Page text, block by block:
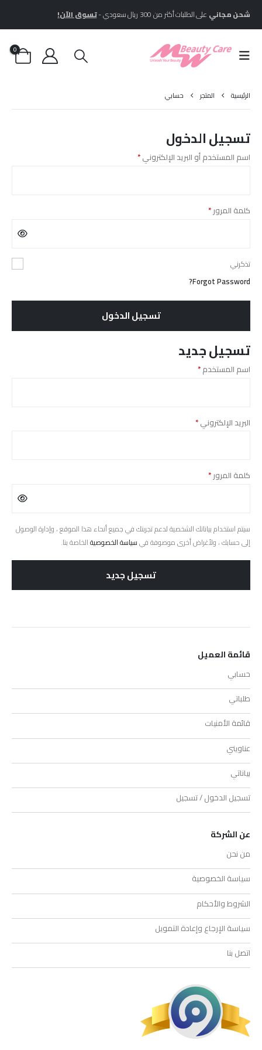
شحن مجاني على الطلبات أكثر من 300 ريال سعودي - تسوق الآن!
0
الرئيسية المتجر حسابي
تسجيل الدخول
اسم المستخدم أو البريد الإلكتروني*مطلوبة
كلمة المرور*مطلوبة
تذكرني
Forgot Password?
تسجيل الدخول
تسجيل جديد
اسم المستخدم*مطلوبة
البريد الإلكتروني*مطلوبة
كلمة المرور*مطلوبة
سيتم استخدام بياناتك الشخصية لدعم تجربتك في جميع أنحاء هذا الموقع ، وإدارة الوصول
إلى حسابك ، ولأغراض أخرى موصوفة فيسياسة الخصوصيةالخاصة بنا.
تسجيل جديد
قائمة العميل
حسابي
طلباتي
قائمة الأمنيات
عناويني
بياناتي
تسجيل الدخول / تسجيل
عن الشركة
من نحن
سياسة الخصوصية
الشروط والأحكام
سياسة الإرجاع وإعادة التمويل
اتصل بنا